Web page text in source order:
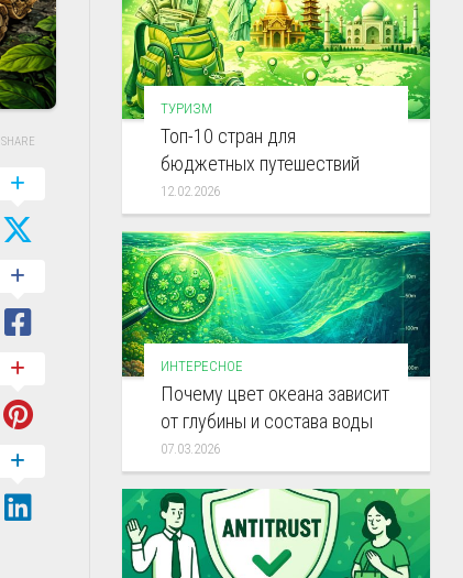
SHARE
ТУРИЗМ
Топ-10 стран для
бюджетных путешествий
12.02.2026
ИНТЕРЕСНОЕ
Почему цвет океана зависит
от глубины и состава воды
07.03.2026